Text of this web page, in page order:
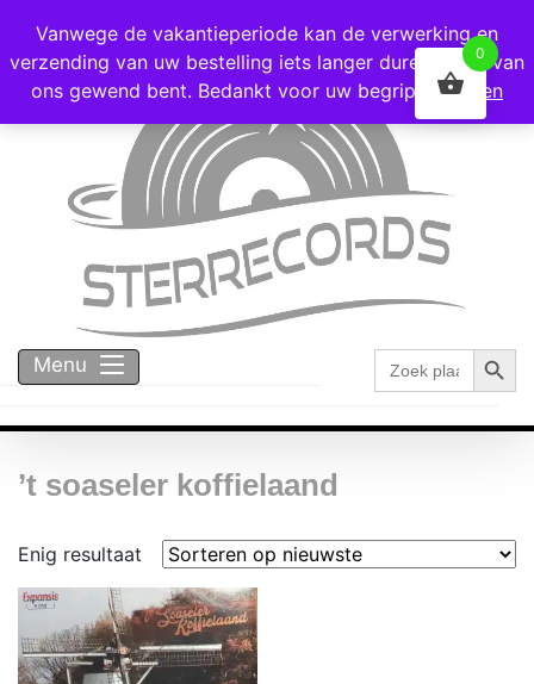
Voor 16:00 besteld = vandaag verzonden!
Menu
Zoek
naar:
’t soaseler koffielaand
Enig resultaat
Vanwege de vakantieperiode kan de verwerking en
verzending van uw bestelling iets langer duren dan u van
ons gewend bent. Bedankt voor uw begrip!
Negeren
0